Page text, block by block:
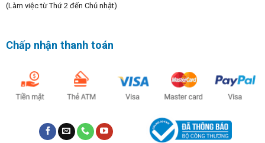
(Làm việc từ Thứ 2 đến Chủ nhật)
Chấp nhận thanh toán